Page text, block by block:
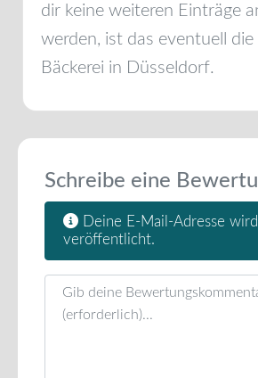
dir keine weiteren Einträge
werden, ist das eventuell die
Bäckerei in Düsseldorf.
Schreibe eine
Deine E-Mail-Adresse
veröffentlicht.
Rezensionstext